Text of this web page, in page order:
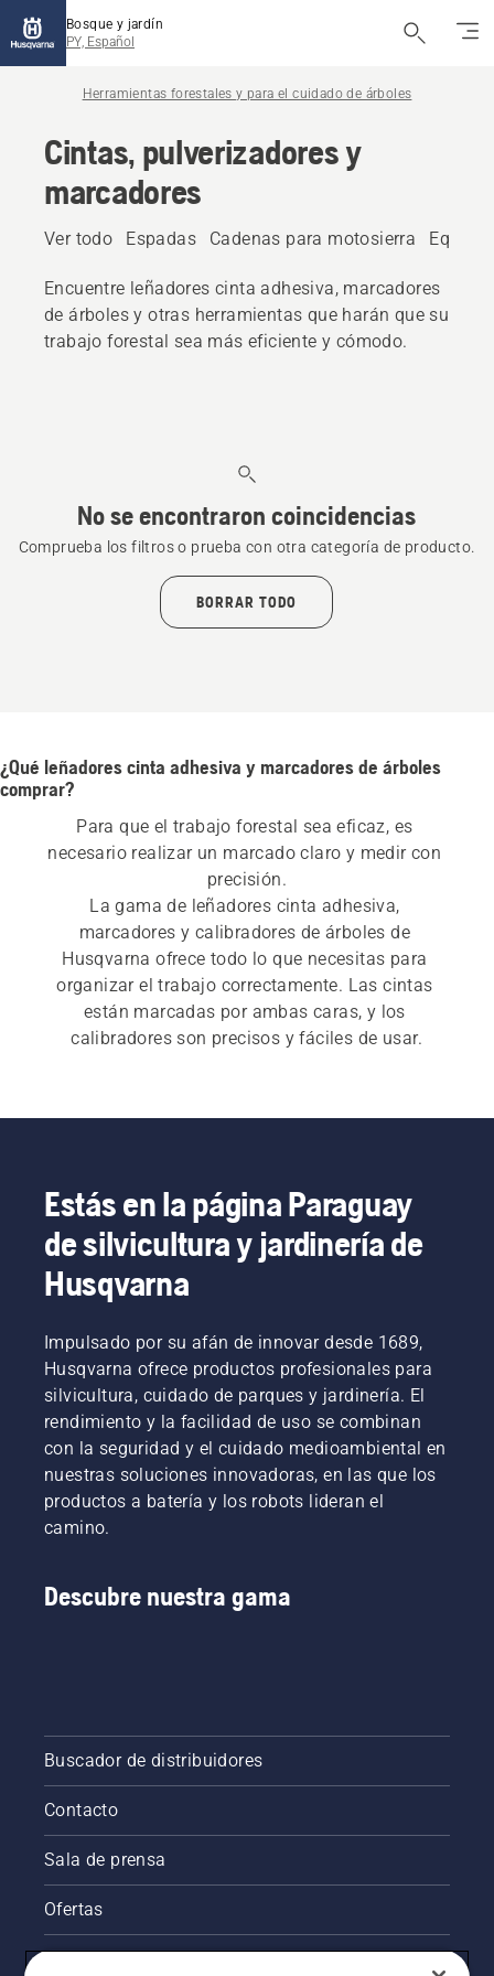
Bosque y jardín
PY, Español
Herramientas forestales y para el cuidado de árboles
Cintas, pulverizadores y
marcadores
Ver todo Espadas Cadenas para motosierra
Encuentre leñadores cinta adhesiva, marcadores
de árboles y otras herramientas que harán que su
trabajo forestal sea más eficiente y cómodo.
No se encontraron coincidencias
Comprueba los filtros o prueba con otra categoría de producto.
BORRAR TODO
¿Qué leñadores cinta adhesiva y marcadores de árboles
comprar?
Para que el trabajo forestal sea eficaz, es
necesario realizar un marcado claro y medir con
precisión.
La gama de leñadores cinta adhesiva,
marcadores y calibradores de árboles de
Husqvarna ofrece todo lo que necesitas para
organizar el trabajo correctamente. Las cintas
están marcadas por ambas caras, y los
calibradores son precisos y fáciles de usar.
Estás en la página Paraguay
de silvicultura y jardinería de
Husqvarna
Impulsado por su afán de innovar desde 1689,
Husqvarna ofrece productos profesionales para
silvicultura, cuidado de parques y jardinería. El
rendimiento y la facilidad de uso se combinan
con la seguridad y el cuidado medioambiental en
nuestras soluciones innovadoras, en las que los
productos a batería y los robots lideran el
camino.
Descubre nuestra gama
Buscador de distribuidores
Contacto
Sala de prensa
Ofertas